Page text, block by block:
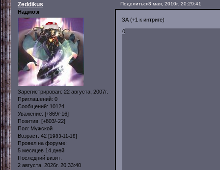
Поделиться3 мая, 2010г. 20:29:41
Zeddikus
Надмозг
Зарегистрирован: 22 августа, 2007г.
Приглашений: 0
Сообщений: 10124
Уважение: [+869/-16]
Позитив: [+803/-22]
Пол: Мужской
Возраст: 42 [1983-11-18]
Провел на форуме:
5 месяцев 14 дней
Последний визит:
2 августа, 2026г. 20:33:40
ЗА (+1 к интриге)
0